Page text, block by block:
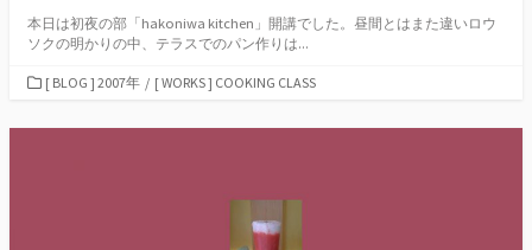
本日は初夜の部「hakoniwa kitchen」開講でした。昼間とはまた違いロウ
ソクの明かりの中、テラスでのパン作りは...
カ
ゴ
[ BLOG ] 2007年 / [ WORKS ] COOKING CLASS